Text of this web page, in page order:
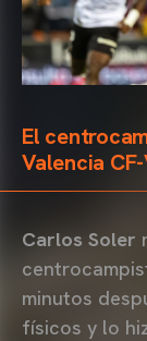
El
Valencia
Carlos Soler
minutos
físicos y lo